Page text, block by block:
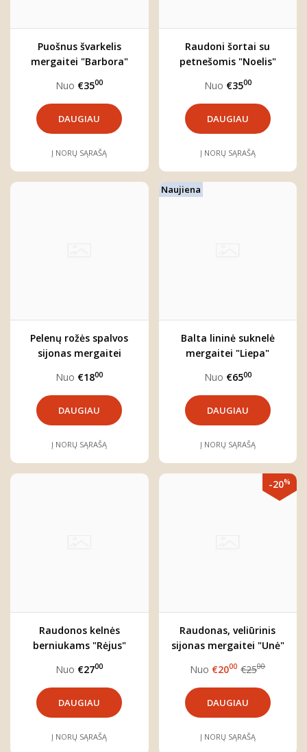
Puošnus švarkelis
mergaitei "Barbora"
Nuo €3500
DAUGIAU
Į NORŲ SĄRAŠĄ
Raudoni šortai su
petnešomis "Noelis"
Nuo €3500
DAUGIAU
Į NORŲ SĄRAŠĄ
Pelenų rožės spalvos
sijonas mergaitei
Nuo €1800
DAUGIAU
Į NORŲ SĄRAŠĄ
Naujiena
Balta lininė suknelė
mergaitei "Liepa"
Nuo €6500
DAUGIAU
Į NORŲ SĄRAŠĄ
Raudonos kelnės
berniukams "Rėjus"
Nuo €2700
DAUGIAU
Į NORŲ SĄRAŠĄ
-20%
Raudonas, veliūrinis
sijonas mergaitei "Unė"
Nuo €2000 €2500
DAUGIAU
Į NORŲ SĄRAŠĄ